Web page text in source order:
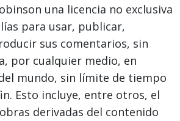
una licencia no exclusiva
para usar, publicar,
sus comentarios, sin
por cualquier medio, en
mundo, sin límite de tiempo
Esto incluye, entre otros, el
derivadas del contenido